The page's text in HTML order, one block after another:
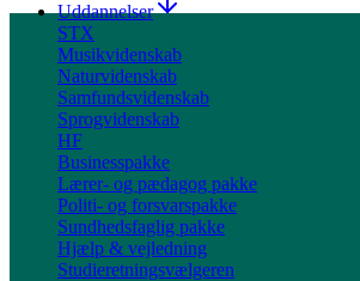
Uddannelser
STX
Musikvidenskab
Naturvidenskab
Samfundsvidenskab
Sprogvidenskab
HF
Businesspakke
Lærer- og pædagog pakke
Politi- og forsvarspakke
Sundhedsfaglig pakke
Hjælp & vejledning
Studieretningsvælgeren